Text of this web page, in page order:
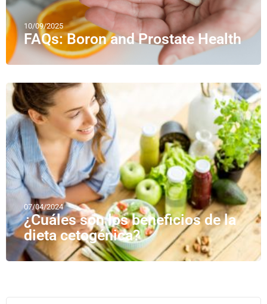
10/09/2025
FAQs: Boron and Prostate Health
07/04/2024
¿Cuáles son los beneficios de la
dieta cetogénica?